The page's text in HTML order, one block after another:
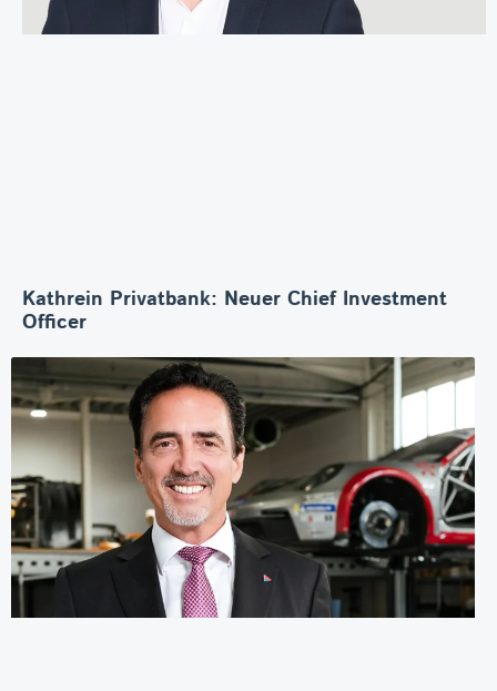
Kathrein Privatbank: Neuer Chief Investment
Officer